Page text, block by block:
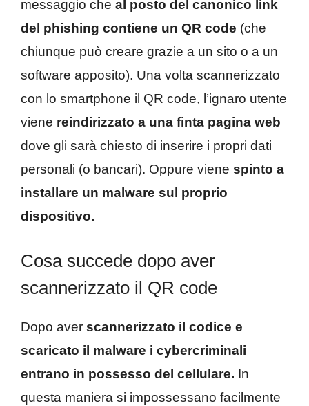
messaggio che al posto del canonico link
del phishing contiene un QR code (che
chiunque può creare grazie a un sito o a un
software apposito). Una volta scannerizzato
con lo smartphone il QR code, l’ignaro utente
viene reindirizzato a una finta pagina web
dove gli sarà chiesto di inserire i propri dati
personali (o bancari). Oppure viene spinto a
installare un malware sul proprio
dispositivo.
Cosa succede dopo aver
scannerizzato il QR code
Dopo aver scannerizzato il codice e
scaricato il malware i cybercriminali
entrano in possesso del cellulare. In
questa maniera si impossessano facilmente